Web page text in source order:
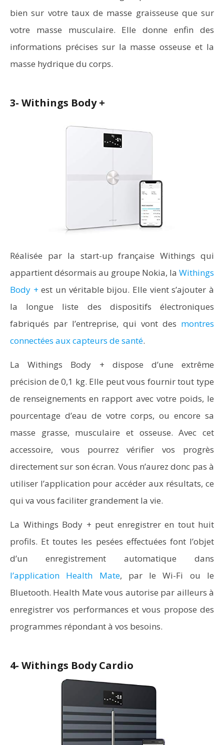
bien sur votre taux de masse graisseuse que sur
votre masse musculaire. Elle donne enfin des
informations précises sur la masse osseuse et la
masse hydrique du corps.
3- Withings Body +
Réalisée par la start-up française Withings qui
appartient désormais au groupe Nokia, la Withings
Body + est un véritable bijou. Elle vient s’ajouter à
la longue liste des dispositifs électroniques
fabriqués par l’entreprise, qui vont des montres
connectées aux capteurs de santé.
La Withings Body + dispose d’une extrême
précision de 0,1 kg. Elle peut vous fournir tout type
de renseignements en rapport avec votre poids, le
pourcentage d’eau de votre corps, ou encore sa
masse grasse, musculaire et osseuse. Avec cet
accessoire, vous pourrez vérifier vos progrès
directement sur son écran. Vous n’aurez donc pas à
utiliser l’application pour accéder aux résultats, ce
qui va vous faciliter grandement la vie.
La Withings Body + peut enregistrer en tout huit
profils. Et toutes les pesées effectuées font l’objet
d’un enregistrement automatique dans
l’application Health Mate, par le Wi-Fi ou le
Bluetooth. Health Mate vous autorise par ailleurs à
enregistrer vos performances et vous propose des
programmes répondant à vos besoins.
4- Withings Body Cardio